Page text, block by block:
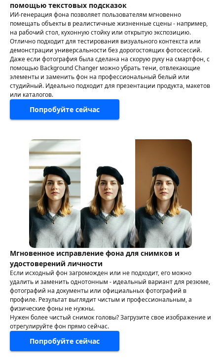
помощью текстовых подсказок
ИИ-генерация фона позволяет пользователям мгновенно
помещать объекты в реалистичные жизненные сцены - например,
на рабочий стол, кухонную стойку или открытую экспозицию.
Отлично подходит для тестирования визуального контекста или
демонстрации универсальности без дорогостоящих фотосессий.
Даже если фотография была сделана на скорую руку на смартфон, с
помощью Background Changer можно убрать тени, отвлекающие
элементы и заменить фон на профессиональный белый или
студийный. Идеально подходит для презентации продукта, макетов
или каталогов.
Попробуйте сейчас
Мгновенное исправление фона для снимков и
удостоверений личности
Если исходный фон загроможден или не подходит, его можно
удалить и заменить однотонным - идеальный вариант для резюме,
фотографий на документы или официальных фотографий в
профиле. Результат выглядит чистым и профессиональным, а
физические фоны не нужны.
Нужен более чистый снимок головы? Загрузите свое изображение и
отрегулируйте фон прямо сейчас.
Попробуйте сейчас